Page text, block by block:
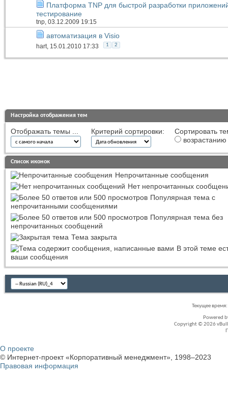
Платформа TNP для быстрой разработки
тестирование
tnp , 03.12.2009 19:15
автоматизация в Visio
hart, 15.01.2010 17:33 1 2
Настройка отображения тем
Отображать темы ... Критерий сортировки:
Сортировать
возрастанию
Список иконок
Непрочитанные сообщения
Нет непрочитанных
Популярная тема с
непрочитанными сообщениями
Популярная тема без
непрочитанных сообщений
Тема закрыта
В этой теме
ваши сообщения
Текущее время:
Powered
Copyright © 2026
О проекте
© Интернет-проект «Корпоративный менеджмент», 1998–2023
Правовая информация